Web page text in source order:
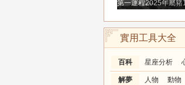
第一運程2025年屬豬
實用工具大全
百科 星座分析
解夢 人物 動物